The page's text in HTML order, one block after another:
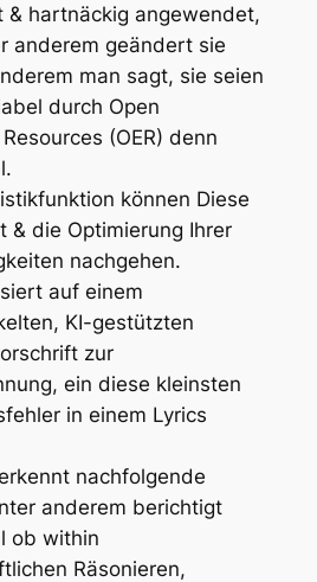
& hartnäckig angewendet,
anderem geändert sie
man sagt, sie seien
durch Open
(OER) denn
können Diese
& die Optimierung Ihrer
nachgehen.
auf einem
KI-gestützten
zur
ein diese kleinsten
in einem Lyrics
nachfolgende
anderem berichtigt
ob within
Räsonieren,